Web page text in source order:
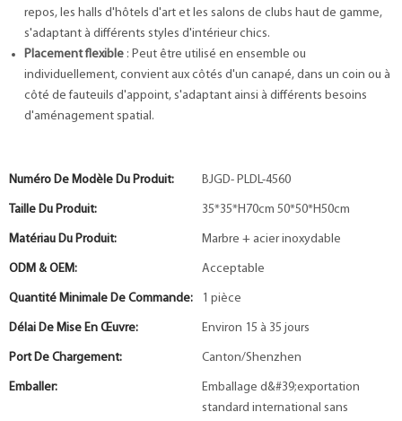
repos, les halls d'hôtels d'art et les salons de clubs haut de gamme,
s'adaptant à différents styles d'intérieur chics.
Placement flexible: Peut être utilisé en ensemble ou
individuellement, convient aux côtés d'un canapé, dans un coin ou à
côté de fauteuils d'appoint, s'adaptant ainsi à différents besoins
d'aménagement spatial.
Numéro De Modèle Du Produit: BJGD- PLDL-4560
Taille Du Produit: 35*35*H70cm 50*50*H50cm
Matériau Du Produit: Marbre + acier inoxydable
ODM & OEM: Acceptable
Quantité Minimale De Commande: 1 pièce
Délai De Mise En Œuvre: Environ 15 à 35 jours
Port De Chargement: Canton/Shenzhen
Emballer:
Emballage d&#39;exportation
standard international sans